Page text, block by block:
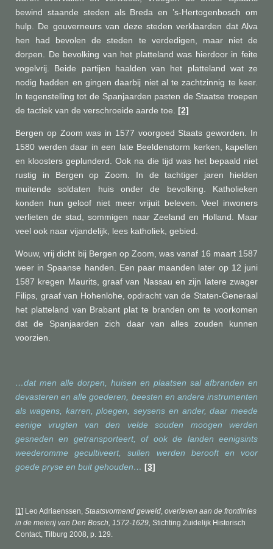
bewind staande steden als Breda en ’s-Hertogenbosch om
hulp. De gouverneurs van deze steden verklaarden dat Alva
hen had bevolen de steden te verdedigen, maar niet de
dorpen. De bevolking van het platteland was hierdoor in feite
vogelvrij. Beide partijen haalden van het platteland wat ze
nodig hadden en gingen daarbij niet al te zachtzinnig te keer.
In tegenstelling tot de Spanjaarden pasten de Staatse troepen
de tactiek van de verschroeide aarde toe. [2]
Bergen op Zoom was in 1577 voorgoed Staats geworden. In
1580 werden daar in een late Beeldenstorm kerken, kapellen
en kloosters geplunderd. Ook na die tijd was het bepaald niet
rustig in Bergen op Zoom. In de tachtiger jaren hielden
muitende soldaten huis onder de bevolking. Katholieken
konden hun geloof niet meer vrijuit beleven. Veel inwoners
verlieten de stad, sommigen naar Zeeland en Holland. Maar
veel ook naar vijandelijk, lees katholiek, gebied.
Wouw, vrij dicht bij Bergen op Zoom, was vanaf 16 maart 1587
weer in Spaanse handen. Een paar maanden later op 12 juni
1587 kregen Maurits, graaf van Nassau en zijn latere zwager
Filips, graaf van Hohenlohe, opdracht van de Staten-Generaal
het platteland van Brabant plat te branden om te voorkomen
dat de Spanjaarden zich daar van alles zouden kunnen
voorzien.
…dat men alle dorpen, huisen en plaatsen sal afbranden en
devasteren en alle goederen, beesten en andere instrumenten
als wagens, karren, ploegen, seysens en ander, daar meede
eenige vrugten van den velde souden moogen werden
gesneden en getransporteert, of ook de landen eenigsints
weederomme gecultiveert, sullen werden berooft en voor
goede pryse en buit gehouden… [3]
[1] Leo Adriaenssen, Staatsvormend geweld overleven aan de frontlinies
in de meierij van Den Bosch, 1572-1629, Stichting Zuidelijk Historisch
Contact, Tilburg 2008, p. 129.